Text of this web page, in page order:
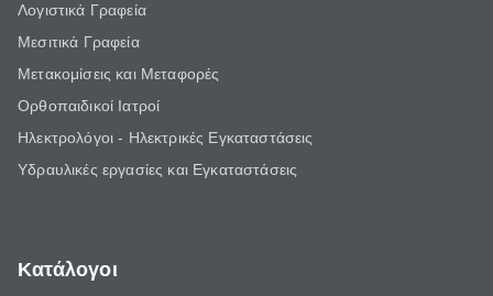
Λογιστικά Γραφεία
Μεσιτικά Γραφεία
Μετακομίσεις και Μεταφορές
Ορθοπαιδικοί Ιατροί
Ηλεκτρολόγοι - Ηλεκτρικές Εγκαταστάσεις
Υδραυλικές εργασίες και Εγκαταστάσεις
Κατάλογοι